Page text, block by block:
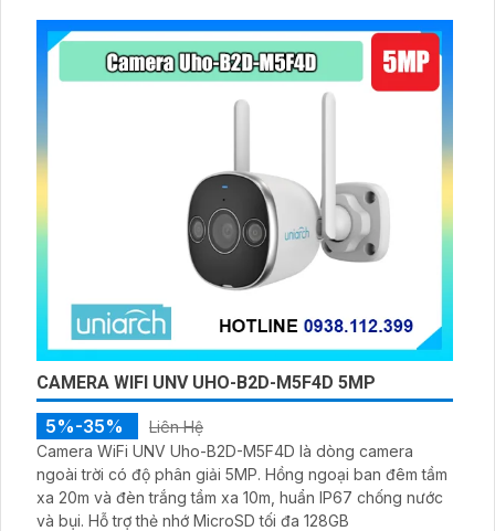
xâm nhập
CAMERA WIFI UNV UHO-B2D-M5F4D 5MP
5%-35%
Liên Hệ
Camera WiFi UNV Uho-B2D-M5F4D là dòng camera
ngoài trời có độ phân giải 5MP. Hồng ngoại ban đêm tầm
xa 20m và đèn trắng tầm xa 10m, huẩn IP67 chống nước
và bụi. Hỗ trợ thẻ nhớ MicroSD tối đa 128GB